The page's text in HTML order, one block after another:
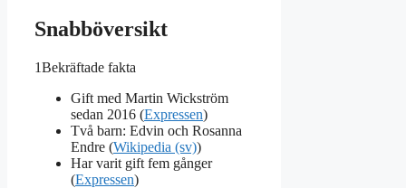
Snabböversikt
1Bekräftade fakta
Gift med Martin Wickström
sedan 2016 (Expressen)
Två barn: Edvin och Rosanna
Endre (Wikipedia (sv))
Har varit gift fem gånger
(Expressen)